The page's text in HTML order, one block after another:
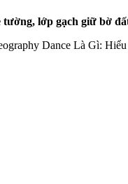
tường, lớp gạch giữ bờ
Dance Là Gì: Hiểu